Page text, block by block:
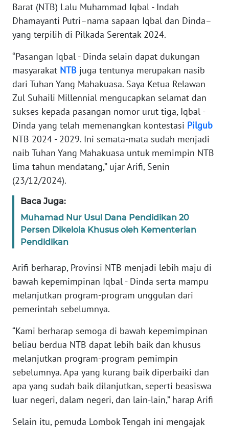
Barat (NTB) Lalu Muhammad Iqbal - Indah
Dhamayanti Putri–nama sapaan Iqbal dan Dinda–
yang terpilih di Pilkada Serentak 2024.
“Pasangan Iqbal - Dinda selain dapat dukungan
masyarakat NTB juga tentunya merupakan nasib
dari Tuhan Yang Mahakuasa. Saya Ketua Relawan
Zul Suhaili Millennial mengucapkan selamat dan
sukses kepada pasangan nomor urut tiga, Iqbal -
Dinda yang telah memenangkan kontestasi Pilgub
NTB 2024 - 2029. Ini semata-mata sudah menjadi
naib Tuhan Yang Mahakuasa untuk memimpin NTB
lima tahun mendatang,” ujar Arifi, Senin
(23/12/2024).
Baca Juga:
Muhamad Nur Usul Dana Pendidikan 20
Persen Dikelola Khusus oleh Kementerian
Pendidikan
Arifi berharap, Provinsi NTB menjadi lebih maju di
bawah kepemimpinan Iqbal - Dinda serta mampu
melanjutkan program-program unggulan dari
pemerintah sebelumnya.
“Kami berharap semoga di bawah kepemimpinan
beliau berdua NTB dapat lebih baik dan khusus
melanjutkan program-program pemimpin
sebelumnya. Apa yang kurang baik diperbaiki dan
apa yang sudah baik dilanjutkan, seperti beasiswa
luar negeri, dalam negeri, dan lain-lain,” harap Arifi
Selain itu, pemuda Lombok Tengah ini mengajak
WN
SUMUT
WN
JAKARTA
WN
WN
BANTEN
WN
NTT
WN
KEPRI
WN
WN
PAPUA
BARAT
WN
RIAU
WN
JAMBI